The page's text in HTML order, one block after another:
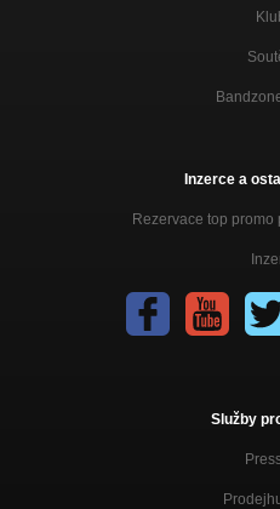
Inzerce a
Rezervace top
Služby